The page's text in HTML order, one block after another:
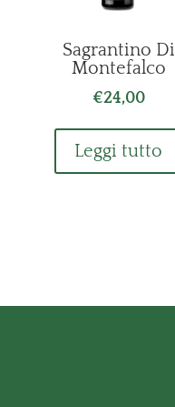
Sagrantino Di
Montefalco
€24,00
Leggi tutto